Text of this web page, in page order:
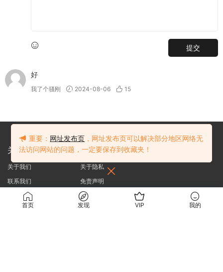
提交
好
我了个骚刚 2024-08-06 15
关于我们
关于我们
联系我们
使用条款
关于隐私
免责声明
使用条款
首页 发现 VIP 我的
重要： 网址发布页 ，网址发布页可以解决部分地区网络无
法访问网站的问题，一定要保存到收藏夹！